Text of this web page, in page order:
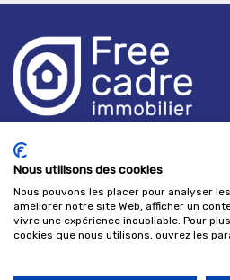
les portes d'Uzès, 1 rue
Ouverture de 9h à 17 h
+33(0)4 66
Nous utilisons des cookies
Nous pouvons les placer pour analyser
améliorer notre site Web, afficher un
vivre une expérience inoubliable. Pour
cookies que nous utilisons, ouvrez les